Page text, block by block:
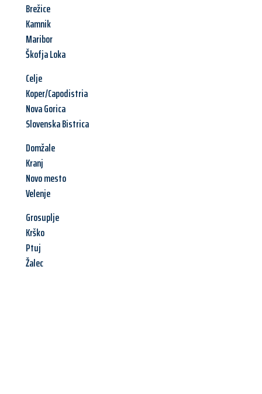
Brežice
Kamnik
Maribor
Škofja Loka
Celje
Koper/Capodistria
Nova Gorica
Slovenska Bistrica
Domžale
Kranj
Novo mesto
Velenje
Grosuplje
Krško
Ptuj
Žalec